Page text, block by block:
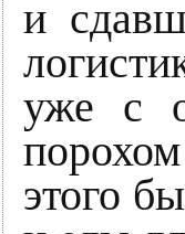
и
уже с
этого